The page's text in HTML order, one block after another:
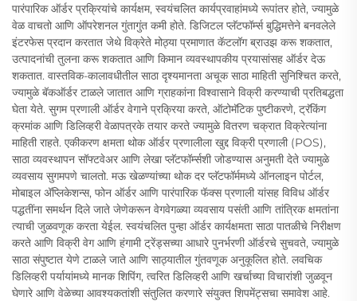
पारंपारिक ऑर्डर प्रक्रियांचे कार्यक्षम, स्वयंचलित कार्यप्रवाहांमध्ये रूपांतर होते, ज्यामुळे
वेळ वाचतो आणि ऑपरेशनल गुंतागुंत कमी होते. डिजिटल प्लॅटफॉर्म्स बुद्धिमत्तेने बनवलेले
इंटरफेस प्रदान करतात जेथे विक्रेते मोठ्या प्रमाणात कॅटलॉग ब्राउझ करू शकतात,
उत्पादनांची तुलना करू शकतात आणि किमान व्यवस्थापकीय प्रयासांसह ऑर्डर देऊ
शकतात. वास्तविक-कालावधीतील साठा दृश्यमानता अचूक साठा माहिती सुनिश्चित करते,
ज्यामुळे बॅकऑर्डर टाळले जातात आणि ग्राहकांना विश्वासाने विक्री करण्याची प्रतिबद्धता
घेता येते. सुगम प्रणाली ऑर्डर वेगाने प्रक्रिया करते, ऑटोमॅटिक पुष्टीकरणे, ट्रॅकिंग
क्रमांक आणि डिलिव्हरी वेळापत्रके तयार करते ज्यामुळे वितरण चक्रात विक्रेत्यांना
माहिती राहते. एकीकरण क्षमता थोक ऑर्डर प्रणालीला खुद्द विक्री प्रणाली (POS),
साठा व्यवस्थापन सॉफ्टवेअर आणि लेखा प्लॅटफॉर्म्सशी जोडण्यास अनुमती देते ज्यामुळे
व्यवसाय सुगमपणे चालतो. मऊ खेळण्यांच्या थोक दर प्लॅटफॉर्ममध्ये ऑनलाइन पोर्टल,
मोबाइल अ‍ॅप्लिकेशन्स, फोन ऑर्डर आणि पारंपारिक फॅक्स प्रणाली यांसह विविध ऑर्डर
पद्धतींना समर्थन दिले जाते जेणेकरून वेगवेगळ्या व्यवसाय पसंती आणि तांत्रिक क्षमतांना
त्याची जुळवणूक करता येईल. स्वयंचलित पुन्हा ऑर्डर कार्यक्षमता साठा पातळीचे निरीक्षण
करते आणि विक्री वेग आणि हंगामी ट्रेंड्सच्या आधारे पुनर्भरणी ऑर्डरचे सुचवते, ज्यामुळे
साठा संपुष्टात येणे टाळले जाते आणि साठ्यातील गुंतवणूक अनुकूलित होते. लवचिक
डिलिव्हरी पर्यायांमध्ये मानक शिपिंग, त्वरित डिलिव्हरी आणि खर्चाच्या विचारांशी जुळवून
घेणारे आणि वेळेच्या आवश्यकतांशी संतुलित करणारे संयुक्त शिपमेंट्सचा समावेश आहे.